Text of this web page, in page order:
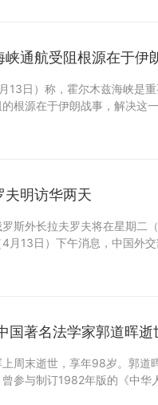
峡通航受阻根源在于伊
13日）称，霍尔木兹海峡是
根源在于伊朗战事，解决这
夫明访华两天
斯外长拉夫罗夫将在星期二
月13日）下午消息，中国外
国著名法学家郭道晖逝
周末逝世，享年98岁。郭道
参与制订1982年版的《中华